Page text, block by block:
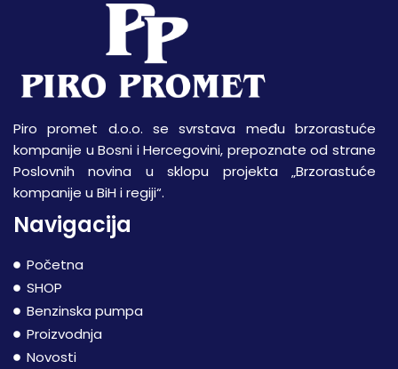
Piro promet d.o.o. se svrstava među brzorastuće
kompanije u Bosni i Hercegovini, prepoznate od strane
Poslovnih novina u sklopu projekta „Brzorastuće
kompanije u BiH i regiji“.
Navigacija
Početna
SHOP
Benzinska pumpa
Proizvodnja
Novosti